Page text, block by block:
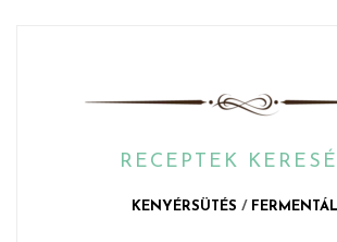
RECEPTEK
KENYÉRSÜTÉS /